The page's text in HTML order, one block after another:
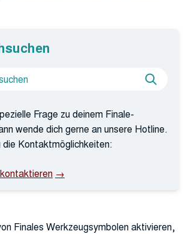
Blog
Frage zu deinem Finale-
wende dich gerne an unsere Hotline.
Kontaktmöglichkeiten:
Finales Werkzeugsymbolen aktivieren,